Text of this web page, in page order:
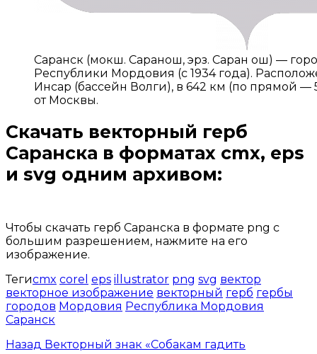
Саранск (мокш. Саранош, эрз. Саран ош) —
Республики Мордовия (с 1934 года).
Инсар (бассейн Волги), в 642 км (по прямой —
от Москвы.
Скачать векторный герб
Саранска в форматах cmx, eps
и svg одним архивом:
Чтобы скачать герб Саранска в формате png с
большим разрешением, нажмите на его
изображение.
Тегиcmx corel eps illustrator png svg вектор
векторное изображение векторный герб гербы
городов Мордовия Республика Мордовия
Саранск
Назад Векторный знак «Собакам гадить